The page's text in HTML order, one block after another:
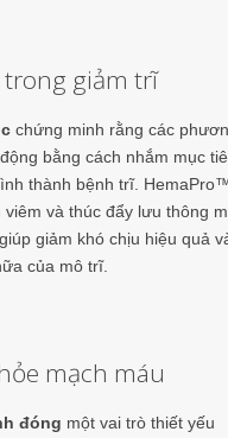
trong giảm trĩ
chứng minh rằng các
bằng cách nhắm mục
thành bệnh trĩ.
và thúc đẩy lưu thông
giảm khó chịu hiệu quả
của mô trĩ.
mạch máu
đóng một vai trò thiết yếu